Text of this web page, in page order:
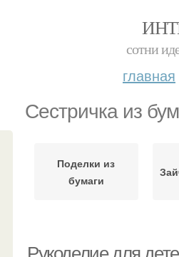
сотни
главная
Сестричка из
Поделки из
бумаги